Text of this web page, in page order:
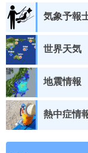
気象予報
世界天気
地震情報
熱中症情